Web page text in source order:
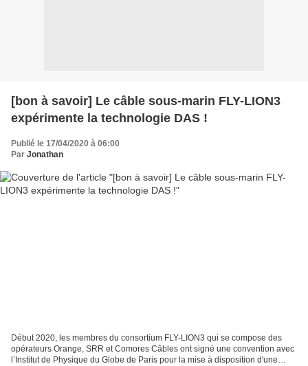
[bon à savoir] Le câble sous-marin FLY-LION3
expérimente la technologie DAS !
Publié le 17/04/2020 à 06:00
Par Jonathan
Début 2020, les membres du consortium FLY-LION3 qui se compose des
opérateurs Orange, SRR et Comores Câbles ont signé une convention avec
l’Institut de Physique du Globe de Paris pour la mise à disposition d'une